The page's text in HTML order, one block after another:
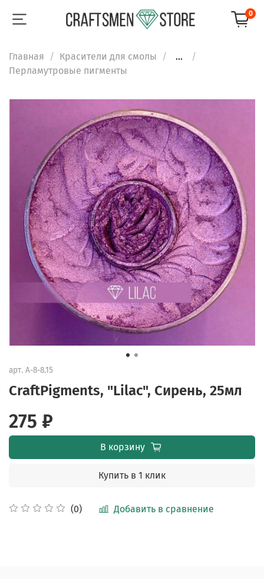
0
Главная Красители для смолы
...
Перламутровые пигменты
арт. A-8-8.15
CraftPigments, "Lilac", Сирень, 25мл
(0) Добавить в сравнение
275 ₽
В корзину
Купить в 1 клик